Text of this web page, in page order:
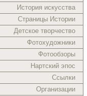
История искусства
Страницы Истории
Детское творчество
Фотохудожники
Фотообзоры
Нартский эпос
Ссылки
Организации